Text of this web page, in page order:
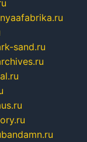
sand.ru
bandamn.ru